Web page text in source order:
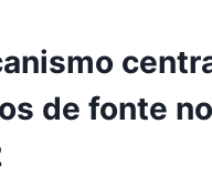
de fonte